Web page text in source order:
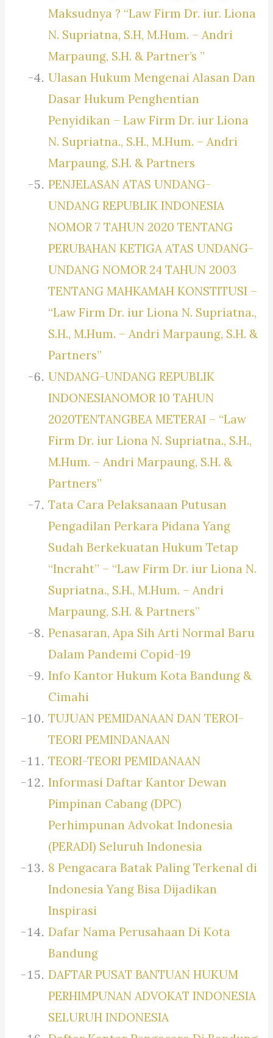
Maksudnya ? “Law Firm Dr. iur. Liona
N. Supriatna, S.H, M.Hum. – Andri
Marpaung, S.H. & Partner’s ”
Ulasan Hukum Mengenai Alasan Dan
Dasar Hukum Penghentian
Penyidikan – Law Firm Dr. iur Liona
N. Supriatna., S.H., M.Hum. – Andri
Marpaung, S.H. & Partners
PENJELASAN ATAS UNDANG-
UNDANG REPUBLIK INDONESIA
NOMOR 7 TAHUN 2020 TENTANG
PERUBAHAN KETIGA ATAS UNDANG-
UNDANG NOMOR 24 TAHUN 2003
TENTANG MAHKAMAH KONSTITUSI –
“Law Firm Dr. iur Liona N. Supriatna.,
S.H., M.Hum. – Andri Marpaung, S.H. &
Partners”
UNDANG-UNDANG REPUBLIK
INDONESIANOMOR 10 TAHUN
2020TENTANGBEA METERAI – “Law
Firm Dr. iur Liona N. Supriatna., S.H.,
M.Hum. – Andri Marpaung, S.H. &
Partners”
Tata Cara Pelaksanaan Putusan
Pengadilan Perkara Pidana Yang
Sudah Berkekuatan Hukum Tetap
“Incraht” – “Law Firm Dr. iur Liona N.
Supriatna., S.H., M.Hum. – Andri
Marpaung, S.H. & Partners”
Penasaran, Apa Sih Arti Normal Baru
Dalam Pandemi Copid-19
Info Kantor Hukum Kota Bandung &
Cimahi
TUJUAN PEMIDANAAN DAN TEROI-
TEORI PEMINDANAAN
TEORI-TEORI PEMIDANAAN
Informasi Daftar Kantor Dewan
Pimpinan Cabang (DPC)
Perhimpunan Advokat Indonesia
(PERADI) Seluruh Indonesia
8 Pengacara Batak Paling Terkenal di
Indonesia Yang Bisa Dijadikan
Inspirasi
Dafar Nama Perusahaan Di Kota
Bandung
DAFTAR PUSAT BANTUAN HUKUM
PERHIMPUNAN ADVOKAT INDONESIA
SELURUH INDONESIA